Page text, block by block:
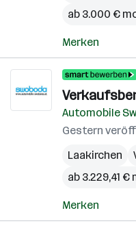
ab 3.000 €
Merken
Automobile
Gestern
Laakirchen
ab 3.229,41
Merken